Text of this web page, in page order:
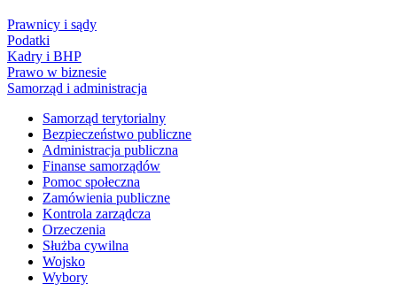
Prawnicy i sądy
Podatki
Kadry i BHP
Prawo w biznesie
Samorząd i administracja
Samorząd terytorialny
Bezpieczeństwo publiczne
Administracja publiczna
Finanse samorządów
Pomoc społeczna
Zamówienia publiczne
Kontrola zarządcza
Orzeczenia
Służba cywilna
Wojsko
Wybory